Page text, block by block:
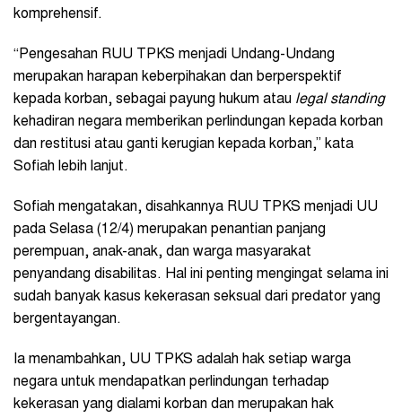
komprehensif.
“Pengesahan RUU TPKS menjadi Undang-Undang
merupakan harapan keberpihakan dan berperspektif
kepada korban, sebagai payung hukum atau legal standing
kehadiran negara memberikan perlindungan kepada korban
dan restitusi atau ganti kerugian kepada korban,” kata
Sofiah lebih lanjut.
Sofiah mengatakan, disahkannya RUU TPKS menjadi UU
pada Selasa (12/4) merupakan penantian panjang
perempuan, anak-anak, dan warga masyarakat
penyandang disabilitas. Hal ini penting mengingat selama ini
sudah banyak kasus kekerasan seksual dari predator yang
bergentayangan.
Ia menambahkan, UU TPKS adalah hak setiap warga
negara untuk mendapatkan perlindungan terhadap
kekerasan yang dialami korban dan merupakan hak